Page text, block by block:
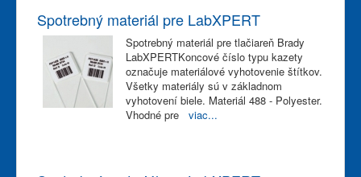
Spotrebný materiál pre LabXPERT
Spotrebný materiál pre tlačiareň Brady
LabXPERTKoncové číslo typu kazety
označuje materiálové vyhotovenie štítkov.
Všetky materiály sú v základnom
vyhotovení biele. Materiál 488 - Polyester.
Vhodné pre viac...